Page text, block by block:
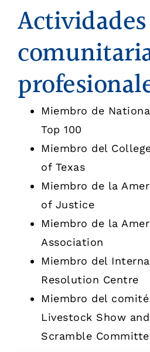
Actividades
Miembro de
Top 100
Miembro del
of Texas
Miembro de la
of Justice
Miembro de la
Association
Miembro del
Resolution Centre
Miembro del
Livestock Show
Scramble